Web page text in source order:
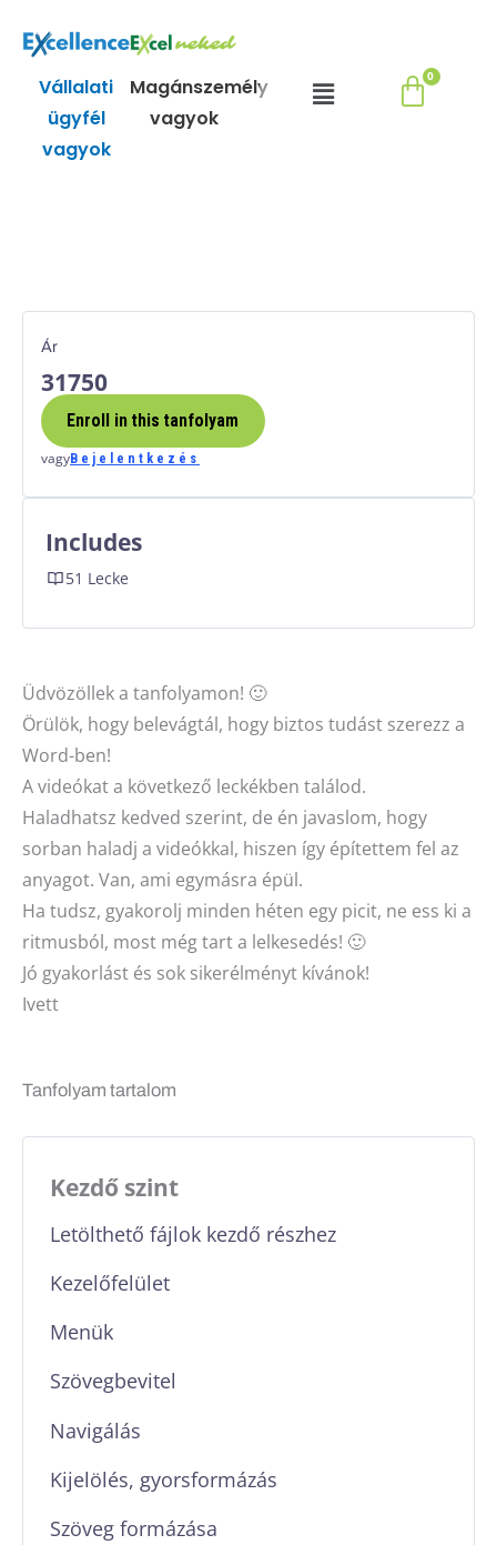
contentVállalati
ügyfél
vagyok
Magánszemély
vagyok
Menu
Üdvözöllek a tanfolyamon! 🙂
Örülök, hogy belevágtál, hogy biztos tudást szerezz a
Word-ben!
A videókat a következő leckékben találod.
Haladhatsz kedved szerint, de én javaslom, hogy
sorban haladj a videókkal, hiszen így építettem fel az
anyagot. Van, ami egymásra épül.
Ha tudsz, gyakorolj minden héten egy picit, ne ess ki a
ritmusból, most még tart a lelkesedés! 🙂
Jó gyakorlást és sok sikerélményt kívánok!
Ivett
Tanfolyam tartalom
Kezdő szint
Letölthető fájlok kezdő részhez
Kezelőfelület
Menük
Szövegbevitel
Navigálás
Kijelölés, gyorsformázás
Szöveg formázása
Ár
31750
Enroll in this tanfolyam
vagyBejelentkezés
Includes
51 Lecke